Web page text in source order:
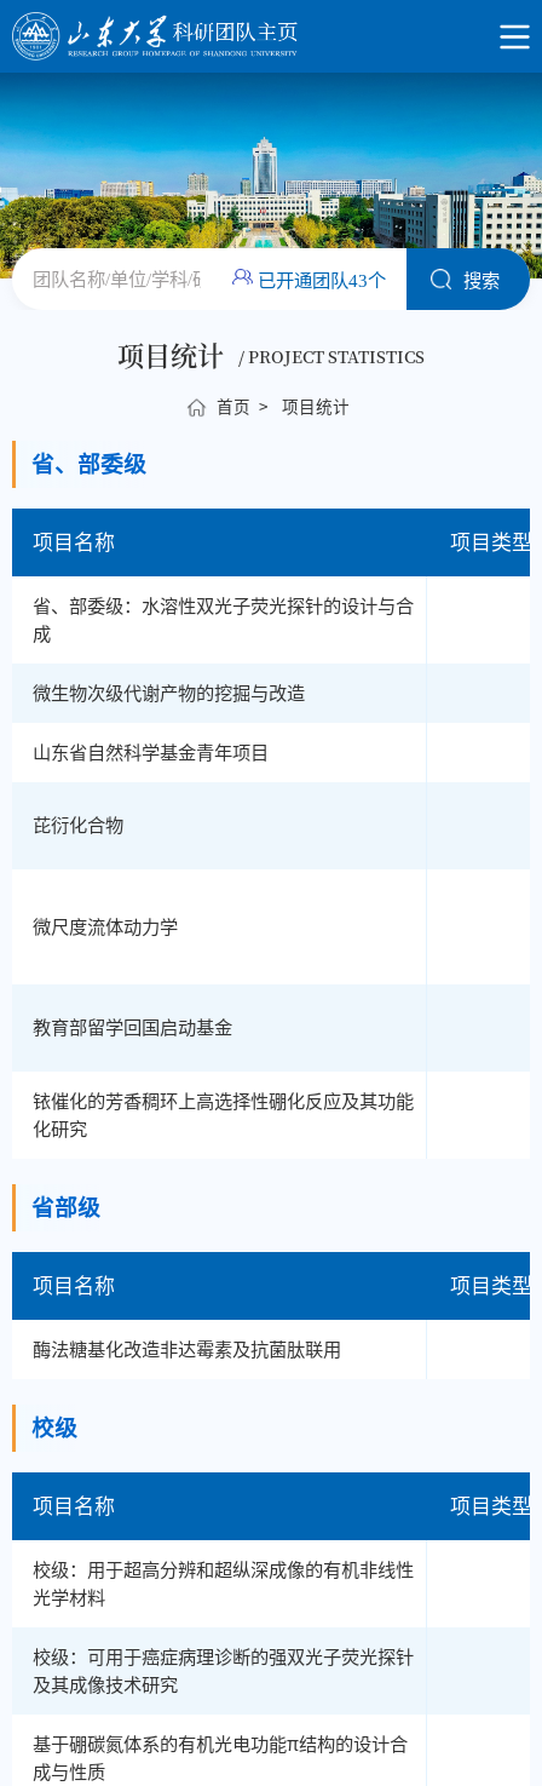
已开通团队43个
项目统计 / PROJECT STATISTICS
首页 > 项目统计
省、部委级
项目名称 项目类型
省、部委级：水溶性双光子荧光探针的设计与合
成
微生物次级代谢产物的挖掘与改造
山东省自然科学基金青年项目
芘衍化合物
微尺度流体动力学
教育部留学回国启动基金
铱催化的芳香稠环上高选择性硼化反应及其功能
化研究
省部级
项目名称 项目类型
酶法糖基化改造非达霉素及抗菌肽联用
校级
项目名称 项目类型
校级：用于超高分辨和超纵深成像的有机非线性
光学材料
校级：可用于癌症病理诊断的强双光子荧光探针
及其成像技术研究
基于硼碳氮体系的有机光电功能π结构的设计合
成与性质